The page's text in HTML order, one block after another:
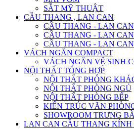
SẮT MỸ THUẬT
CẦU THANG , LAN CAN
CẦU THANG - LAN
CẦU THANG - LAN
CẦU THANG - LAN
VÁCH NGĂN COMPACT
VÁCH NGĂN VỆ SINH
NỘI THẤT TỔNG HỢP
NỘI THẤT PHÒNG
NỘI THẤT PHÒNG NGỦ
NỘI THẤT PHÒNG BẾP
KIẾN TRÚC VĂN
SHOWROOM TRƯNG
LAN CAN CẦU THANG KÍNH